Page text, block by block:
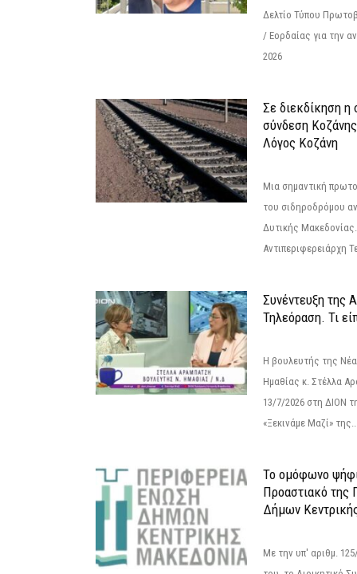
Δελτίο Τύπου
/ Εορδαίας για την
2026
Σε διεκδίκηση η
σύνδεση
Λόγος Κοζάνη
Μια σημαντική
του σιδηροδρόμου
Δυτικής
Αντιπεριφερειάρχη
Συνέντευξη της
Τηλεόραση. Τι
Η βουλευτής της
Ημαθίας κ. Στέλλα
13/7/2026 στη ΔΙΟΝ
«Ξεκινάμε Μαζί»
Το ομόφωνο
Προαστιακό της
Δήμων
Με την υπ' αριθμ.